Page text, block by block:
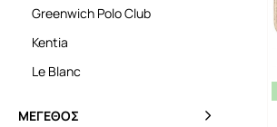
Greenwich Polo Club
Kentia
Le Blanc
ΜΈΓΕΘΟΣ